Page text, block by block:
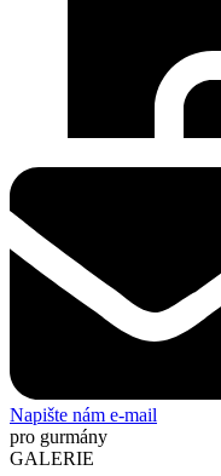
Napište nám e-mail
pro gurmány
GALERIE